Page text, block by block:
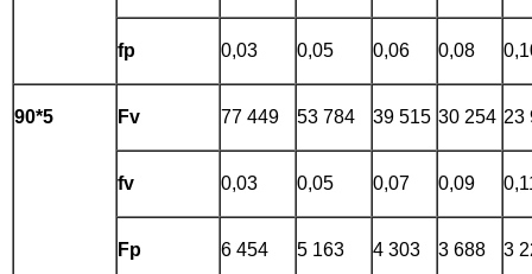
fp 0,03 0,05 0,06 0,08
90*5 Fv 77 449 53 784 39 515 30 254 23
fv 0,03 0,05 0,07 0,09
Fp 6 454 5 163 4 303 3 688 3